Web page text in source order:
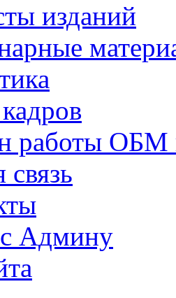
изданий
работы ОБМ
связь
Админу